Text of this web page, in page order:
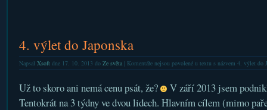
4. výlet do Japonska
Napsal Xsoftdne 17. 10. 2013 do Ze světa| Komentáře nejsou povolenéu textu s názvem 4. výlet do
Už to skoro ani nemá cenu psát, že?
V září 2013 jsem
Tentokrát na 3 týdny ve dvou lidech. Hlavním cílem (mimo